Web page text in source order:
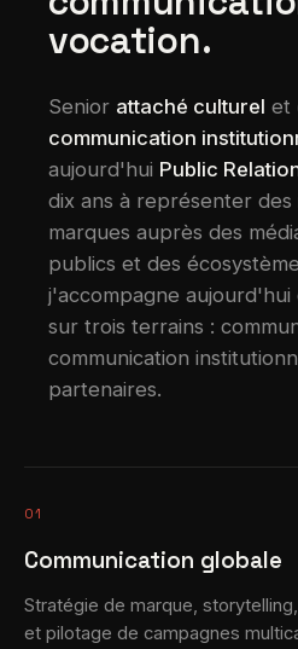
vocation.
Senior attaché culturel et
communication
aujourd'hui Public
dix ans à représenter
marques auprès des
publics et des
j'accompagne aujourd'hui
sur trois terrains :
communication
partenaires.
01
Communication globale
Stratégie de marque,
et pilotage de campagnes